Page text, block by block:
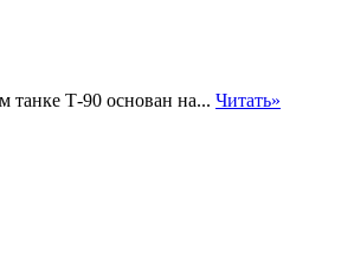
танке Т-90 основан на... Читать»